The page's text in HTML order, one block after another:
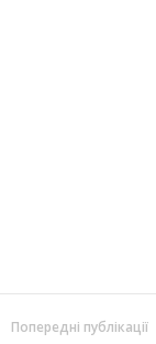
Попередні публікації